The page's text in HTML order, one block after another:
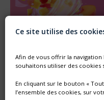
SALON CFIA 2026 -
Durant 3 jours, retrouvez-
Ce site utilise des
Afin de vous offrir la navigation
souhaitons utiliser des cookies
En cliquant sur le bouton «
l’ensemble des cookies, sur